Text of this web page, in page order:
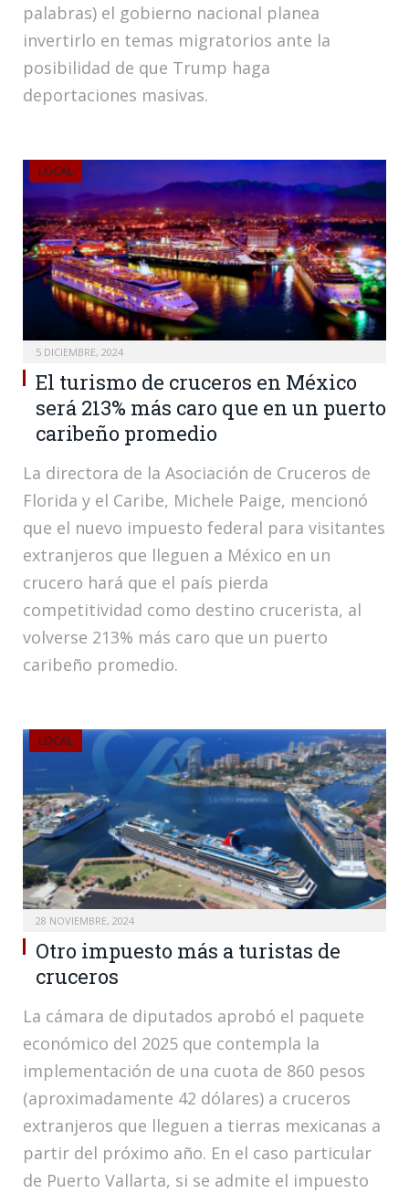
palabras) el gobierno nacional planea
invertirlo en temas migratorios ante la
posibilidad de que Trump haga
deportaciones masivas.
LOCAL
5 DICIEMBRE, 2024
El turismo de cruceros en México
será 213% más caro que en un puerto
caribeño promedio
La directora de la Asociación de Cruceros de
Florida y el Caribe, Michele Paige, mencionó
que el nuevo impuesto federal para visitantes
extranjeros que lleguen a México en un
crucero hará que el país pierda
competitividad como destino crucerista, al
volverse 213% más caro que un puerto
caribeño promedio.
LOCAL
28 NOVIEMBRE, 2024
Otro impuesto más a turistas de
cruceros
La cámara de diputados aprobó el paquete
económico del 2025 que contempla la
implementación de una cuota de 860 pesos
(aproximadamente 42 dólares) a cruceros
extranjeros que lleguen a tierras mexicanas a
partir del próximo año. En el caso particular
de Puerto Vallarta, si se admite el impuesto